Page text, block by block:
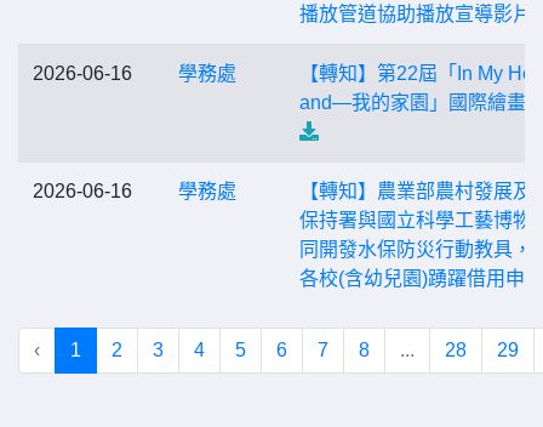
播放管道協助播放宣導影片
2026-06-16 學務處
【轉知】第22屆「In My
and—我的家園」國際繪畫
2026-06-16 學務處
【轉知】農業部農村發展及
保持署與國立科學工藝博物
同開發水保防災行動教具，
各校(含幼兒園)踴躍借用申請
‹ 1 2 3 4 5 6 7 8 ... 28 29